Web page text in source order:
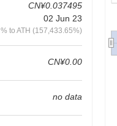
CN¥0.037495
02 Jun 23
% to ATH (157,433.65%)
CN¥0.00
no data